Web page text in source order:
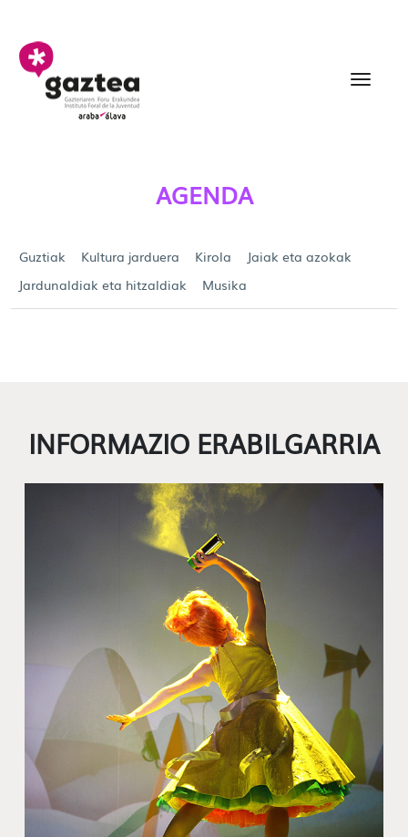
Eduki nagusira joan
AGENDA
Guztiak Kultura jarduera Kirola
Jaiak eta azokak
Jardunaldiak eta hitzaldiak
Musika
INFORMAZIO ERABILGARRIA